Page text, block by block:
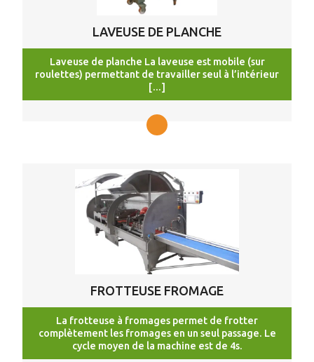
LAVEUSE DE PLANCHE
Laveuse de planche La laveuse est mobile (sur
roulettes) permettant de travailler seul à l’intérieur
[…]
FROTTEUSE FROMAGE
La frotteuse à fromages permet de frotter
complètement les fromages en un seul passage. Le
cycle moyen de la machine est de 4s.